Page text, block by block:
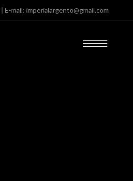
| E-mail: imperialargento@gmail.com